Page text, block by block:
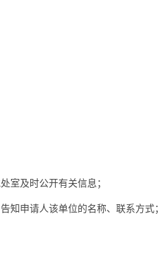
及时公开有关信息；
申请人该单位的名称、联系方式；